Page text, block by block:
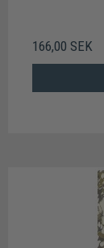
166,00 SEK